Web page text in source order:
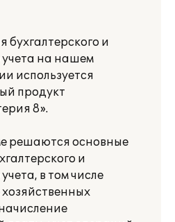
бухгалтерского и
учета на нашем
используется
продукт
8».
решаются основные
и
в том числе